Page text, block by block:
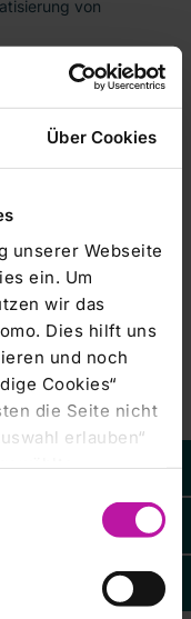
Über Cookies
unserer Webseite
ein. Um
wir das
Dies hilft uns
und noch
Cookies“
die Seite nicht
erlauben“
Sie können
Ihre
von
Gesamtmarkt in
Ziffer 1
gering
mit